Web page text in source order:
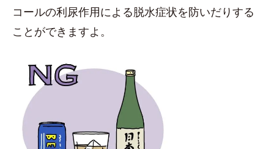
コールの利尿作用による脱水症状を防いだりする
ことができますよ。